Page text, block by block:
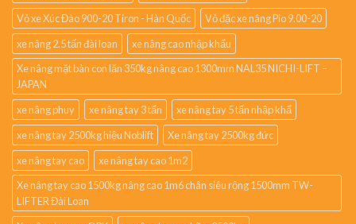
Vỏ xe Xúc Đào 900-20 Tiron - Hàn Quốc
Vỏ đặc xe nâng Pio 9.00-20
xe nâng 2.5 tấn đài loan
xe nâng cao nhập khẩu
Xe nâng mặt bàn con lăn 350kg nâng cao 1300mm NAL35 NICHI-LIFT –
JAPAN
xe nâng phuy
xe nâng tay 3 tấn
xe nâng tay 5 tấn nhập khẩ
xe nâng tay 2500kg hiệu Noblift
Xe nâng tay 2500kg đức
xe nâng tay cao
xe nâng tay cao 1m2
Xe nâng tay cao 1500kg nâng cao 1m6 chân siêu rộng 1500mm TW-
LIFTER Đài Loan